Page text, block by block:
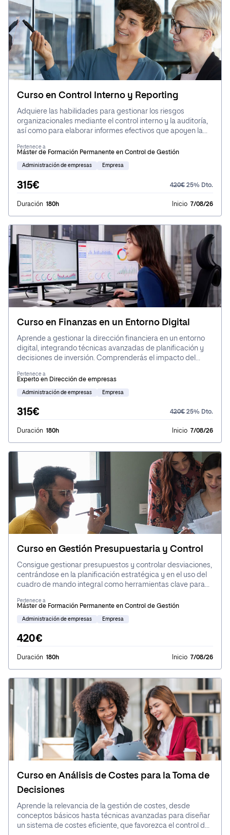
Curso en Control Interno y Reporting
Adquiere las habilidades para gestionar los riesgos
organizacionales mediante el control interno y la auditoría,
así como para elaborar informes efectivos que apoyen la
Pertenece a
Máster de Formación Permanente en Control de Gestión
Administración de empresas Empresa
315€ 420€ 25% Dto.
Duración 180h Inicio 7/08/26
Curso en Finanzas en un Entorno Digital
Aprende a gestionar la dirección financiera en un entorno
digital, integrando técnicas avanzadas de planificación y
decisiones de inversión. Comprenderás el impacto del
estrategia global de la empresa.
Pertenece a
Experto en Dirección de empresas
Administración de empresas Empresa
315€ 420€ 25% Dto.
Duración 180h Inicio 7/08/26
Curso en Gestión Presupuestaria y Control
Consigue gestionar presupuestos y controlar desviaciones,
centrándose en la planificación estratégica y en el uso del
cuadro de mando integral como herramientas clave para
adecuada implementación y control en un entorno
Pertenece a
Máster de Formación Permanente en Control de Gestión
Administración de empresas Empresa
420€
Duración 180h Inicio 7/08/26
Curso en Análisis de Costes para la Toma de
Decisiones
Aprende la relevancia de la gestión de costes, desde
conceptos básicos hasta técnicas avanzadas para diseñar
un sistema de costes eficiente, que favorezca el control de